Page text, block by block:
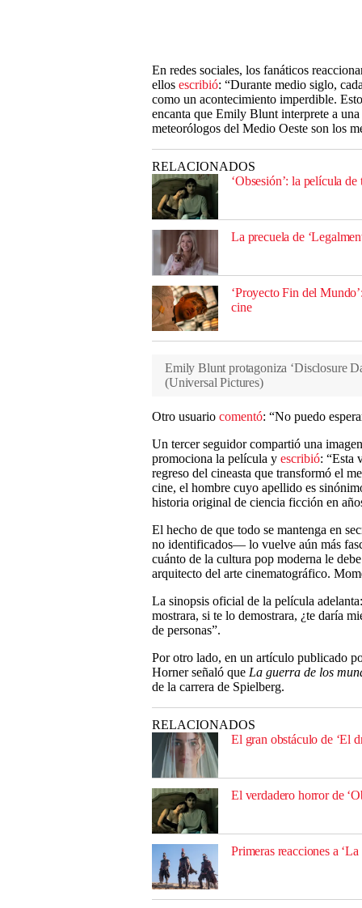
En redes sociales, los fanáticos
ellos escribió: “Durante medio siglo,
como un acontecimiento imperdible.
encanta que Emily Blunt interprete a
meteorólogos del Medio Oeste son los
RELACIONADOS
‘Obsesión’: la película
La precuela de
‘Proyecto Fin del
cine
Emily Blunt protagoniza ‘Disclosure
(Universal Pictures)
Otro usuario comentó: “No puedo
Un tercer seguidor compartió una
promociona la película y escribió: “Esta
regreso del cineasta que transformó el
cine, el hombre cuyo apellido es
historia original de ciencia ficción en
El hecho de que todo se mantenga en
no identificados— lo vuelve aún más
cuánto de la cultura pop moderna le
arquitecto del arte cinematográfico.
La sinopsis oficial de la película
mostrara, si te lo demostrara, ¿te daría
de personas”.
Por otro lado, en un artículo publicado
Horner señaló que La guerra de los
de la carrera de Spielberg.
RELACIONADOS
El gran obstáculo de ‘El
El verdadero horror de
Primeras reacciones a